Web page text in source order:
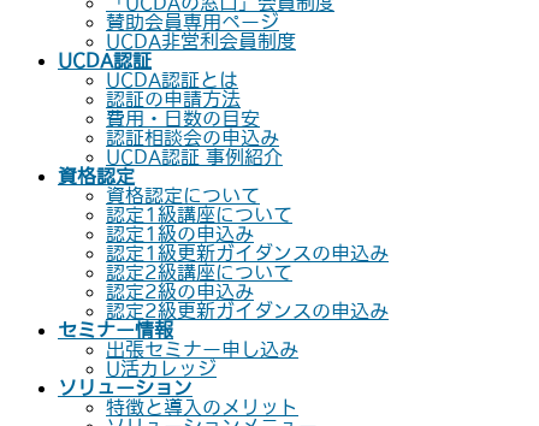
賛助会員専用ページ
UCDA非営利会員制度
UCDA認証
UCDA認証とは
認証の申請方法
費用・日数の目安
認証相談会の申込み
UCDA認証 事例紹介
資格認定
資格認定について
認定1級講座について
認定1級の申込み
認定1級更新ガイダンスの申込み
認定2級講座について
認定2級の申込み
認定2級更新ガイダンスの申込み
セミナー情報
出張セミナー申し込み
U活カレッジ
ソリューション
特徴と導入のメリット